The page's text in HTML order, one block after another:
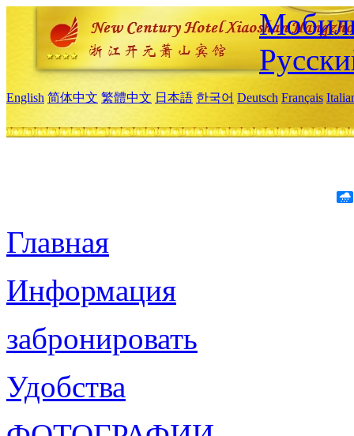
English 简体中文 繁體中文 日本語 한국어 Deutsch Français
Главная
Информация
забронировать
Удобства